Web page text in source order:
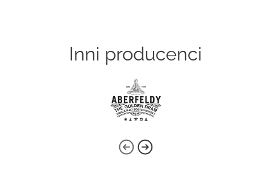
Inni producenci